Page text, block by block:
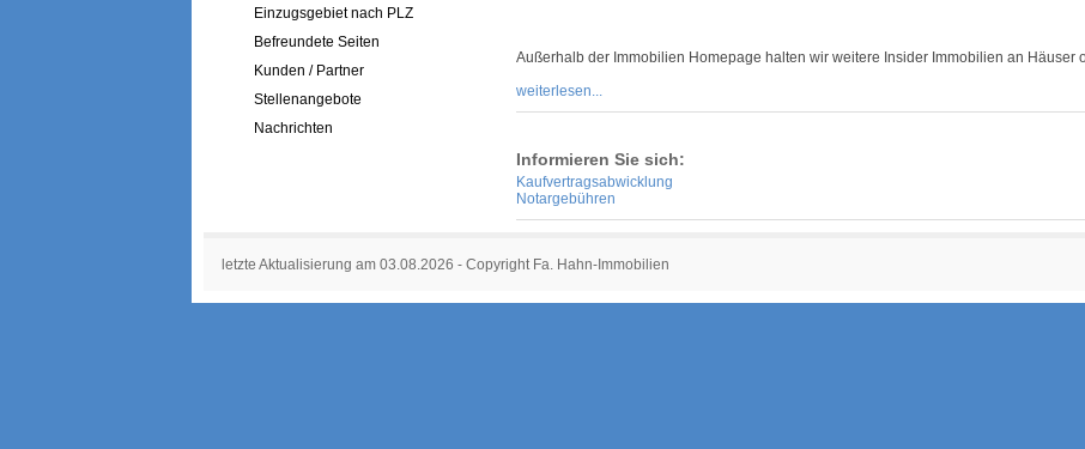
Einzugsgebiet nach PLZ
Befreundete Seiten
Kunden / Partner
Stellenangebote
Nachrichten
Außerhalb der Immobilien Homepage halten wir weitere Insider Immobilien an Häuser
weiterlesen...
Informieren Sie sich:
Kaufvertragsabwicklung
Notargebühren
letzte Aktualisierung am 03.08.2026 - Copyright Fa. Hahn-Immobilien